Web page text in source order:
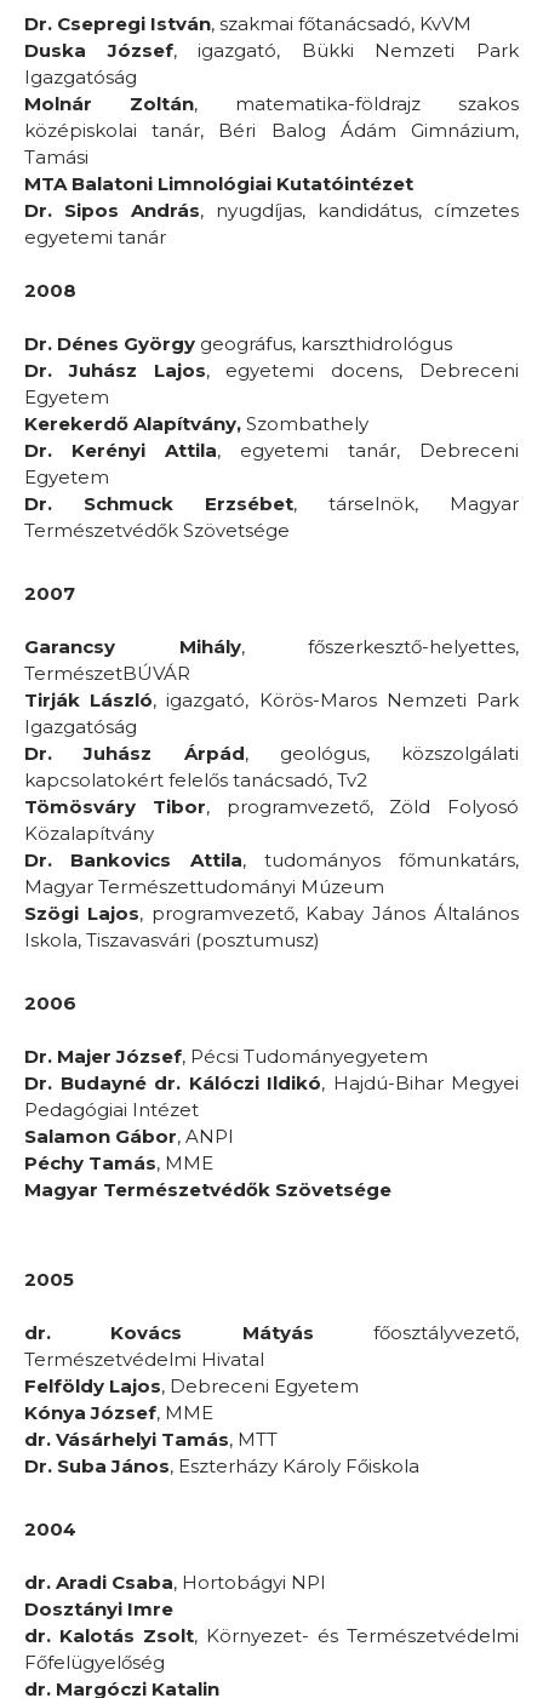
Dr. Csepregi István, szakmai főtanácsadó, KvVM
Duska József, igazgató, Bükki Nemzeti Park
Igazgatóság
Molnár Zoltán, matematika-földrajz szakos
középiskolai tanár, Béri Balog Ádám Gimnázium,
Tamási
MTA Balatoni Limnológiai Kutatóintézet
Dr. Sipos András, nyugdíjas, kandidátus, címzetes
egyetemi tanár
2008
Dr. Dénes György geográfus, karszthidrológus
Dr. Juhász Lajos, egyetemi docens, Debreceni
Egyetem
Kerekerdő Alapítvány, Szombathely
Dr. Kerényi Attila, egyetemi tanár, Debreceni
Egyetem
Dr. Schmuck Erzsébet, társelnök, Magyar
Természetvédők Szövetsége
2007
Garancsy Mihály, főszerkesztő-helyettes,
TermészetBÚVÁR
Tirják László, igazgató, Körös-Maros Nemzeti Park
Igazgatóság
Dr. Juhász Árpád, geológus, közszolgálati
kapcsolatokért felelős tanácsadó, Tv2
Tömösváry Tibor, programvezető, Zöld Folyosó
Közalapítvány
Dr. Bankovics Attila, tudományos főmunkatárs,
Magyar Természettudományi Múzeum
Szögi Lajos, programvezető, Kabay János Általános
Iskola, Tiszavasvári (posztumusz)
2006
Dr. Majer József, Pécsi Tudományegyetem
Dr. Budayné dr. Kálóczi Ildikó, Hajdú-Bihar Megyei
Pedagógiai Intézet
Salamon Gábor, ANPI
Péchy Tamás, MME
Magyar Természetvédők Szövetsége
2005
dr. Kovács Mátyás főosztályvezető,
Természetvédelmi Hivatal
Felföldy Lajos, Debreceni Egyetem
Kónya József, MME
dr. Vásárhelyi Tamás, MTT
Dr. Suba János, Eszterházy Károly Főiskola
2004
dr. Aradi Csaba, Hortobágyi NPI
Dosztányi Imre
dr. Kalotás Zsolt, Környezet- és Természetvédelmi
Főfelügyelőség
dr. Margóczi Katalin